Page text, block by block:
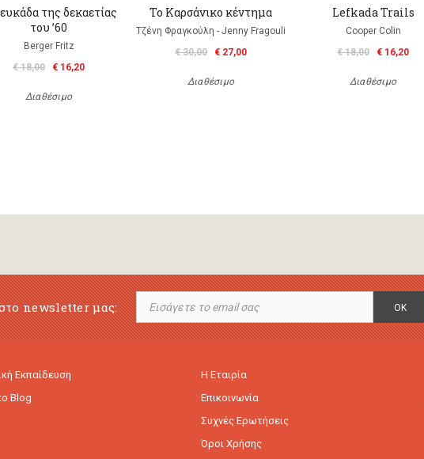
της δεκαετίας
του ’60
Berger Fritz
€ 18,00
€ 16,20
Διαθέσιμο
Το Καρσάνικο κέντημα
Τζένη Φραγκούλη - Jenny Fragouli
€ 30,00
€ 27,00
Διαθέσιμο
Lefkada Trails
Cooper Colin
€ 18,00
€ 16,20
Διαθέσιμο
newsletter μας: OK
Εκπαίδευση
Blog
Η Εταιρία
Επικοινωνία
Συχνές Ερωτήσεις
Όροι Χρήσης